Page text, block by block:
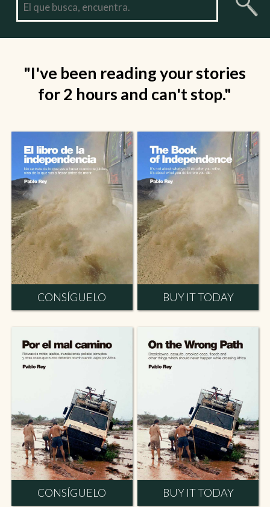
"I've been reading your stories
for 2 hours and can't stop."
CONSÍGUELO BUY IT TODAY
CONSÍGUELO BUY IT TODAY